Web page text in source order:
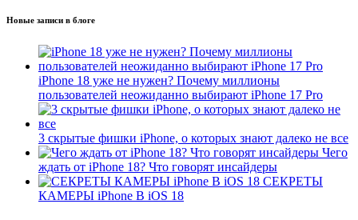
Новые записи в блоге
iPhone 18 уже не нужен? Почему миллионы
пользователей неожиданно выбирают iPhone 17 Pro
3 скрытые фишки iPhone, о которых знают далеко не все
Чего
ждать от iPhone 18? Что говорят инсайдеры
СЕКРЕТЫ
КАМЕРЫ iPhone В iOS 18